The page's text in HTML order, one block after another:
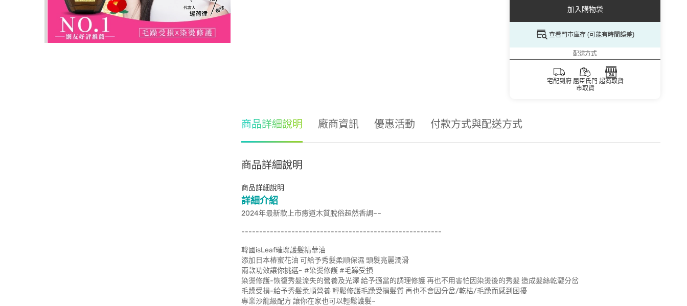
加入購物袋
查看門市庫存 (可能有時間誤差)
配送方式
宅配到府 屈臣氏門
市取貨
超商取貨
商品詳細說明 廠商資訊 優惠活動 付款方式與配送方式
商品詳細說明
商品詳細說明
詳細介紹
2024年最新款上市癒道木質脫俗超然香調~~
--------------------------------------------------------
韓國isLeaf璀璨護髮精華油
添加日本樁蜜花油 可給予秀髮柔順保濕 頭髮亮麗潤滑
兩款功效讓你挑選~ #染燙修護 #毛躁受損
染燙修護-恢復秀髮流失的營養及光澤 給予適當的調理修護 再也不用害怕因染燙後的秀髮 造成髮絲乾澀分岔
毛躁受損-給予秀髮柔順營養 輕鬆修護毛躁受損髮質 再也不會因分岔/乾枯/毛躁而感到困擾
專業沙龍級配方 讓你在家也可以輕鬆護髮~